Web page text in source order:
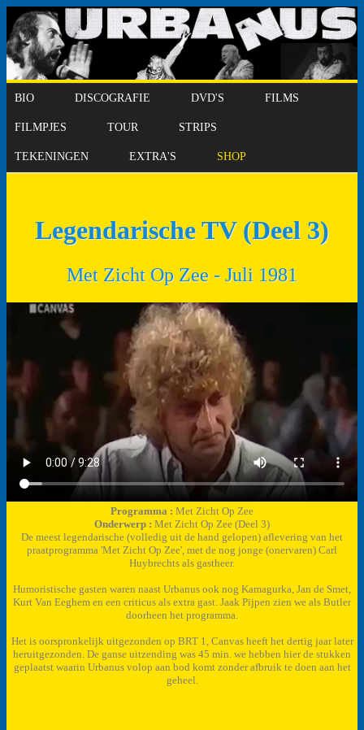
BIO DISCOGRAFIE DVD'S FILMS
FILMPJES TOUR STRIPS
TEKENINGEN EXTRA'S SHOP
Legendarische TV (Deel 3)
Met Zicht Op Zee - Juli 1981
Programma : Met Zicht Op Zee
Onderwerp : Met Zicht Op Zee (Deel 3)
De meest legendarische (volledig uit de hand gelopen) aflevering van het
praatprogramma 'Met Zicht Op Zee', met de nog jonge (onervaren) Carl
Huybrechts als gastheer.
Humoristische gasten waren naast Urbanus ook nog Kamagurka, Jan de Smet,
Kurt Van Eeghem en een criticus als extra gast. Jaak Pijpen zien we als Butler
doorheen het programma.
Het is oorspronkelijk uitgezonden op BRT 1, Canvas heeft het dertig jaar later
heruitgezonden. De ganse uitzending was 45 min. we hebben hier de stukken
geplaatst waarin Urbanus volop aan bod komt zonder afbruik te doen aan het
geheel.